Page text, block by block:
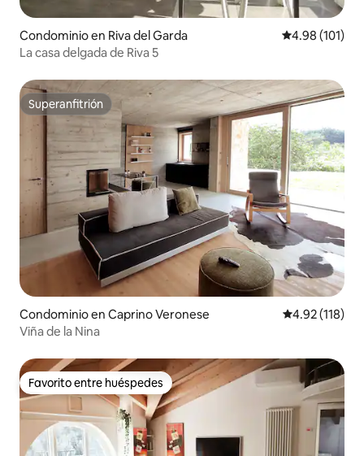
Condominio en Riva del Garda Calificación
4.98 (101)
La casa delgada de Riva 5
Superanfitrión
Superanfitrión
Condominio en Caprino Veronese Calificación
4.92 (118)
Viña de la Nina
Favorito entre huéspedes
Favorito entre huéspedes